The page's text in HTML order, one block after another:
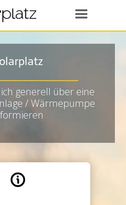
generell über eine
/ Wärmepumpe